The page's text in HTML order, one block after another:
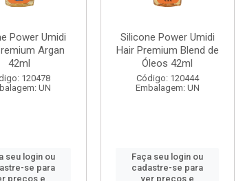
Power Umidi
Argan
42ml
120478
UN
seu login ou
se para
preços e
Silicone Power Umidi
Hair Premium Blend de
Óleos 42ml
Código: 120444
Embalagem: UN
Faça seu login ou
cadastre-se para
ver preços e